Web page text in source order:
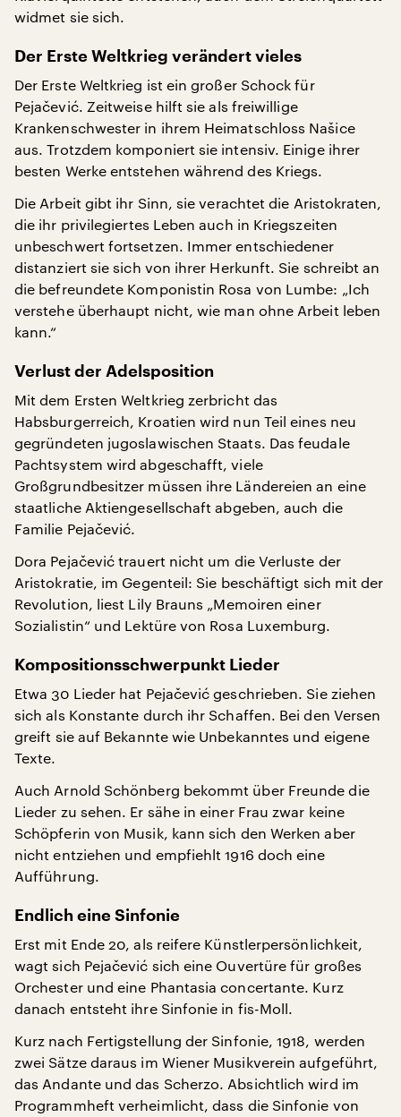
widmet sie sich.
Der Erste Weltkrieg verändert vieles
Der Erste Weltkrieg ist ein großer Schock für
Pejačević. Zeitweise hilft sie als freiwillige
Krankenschwester in ihrem Heimatschloss Našice
aus. Trotzdem komponiert sie intensiv. Einige ihrer
besten Werke entstehen während des Kriegs.
Die Arbeit gibt ihr Sinn, sie verachtet die Aristokraten,
die ihr privilegiertes Leben auch in Kriegszeiten
unbeschwert fortsetzen. Immer entschiedener
distanziert sie sich von ihrer Herkunft. Sie schreibt an
die befreundete Komponistin Rosa von Lumbe: „Ich
verstehe überhaupt nicht, wie man ohne Arbeit leben
kann.“
Verlust der Adelsposition
Mit dem Ersten Weltkrieg zerbricht das
Habsburgerreich, Kroatien wird nun Teil eines neu
gegründeten jugoslawischen Staats. Das feudale
Pachtsystem wird abgeschafft, viele
Großgrundbesitzer müssen ihre Ländereien an eine
staatliche Aktiengesellschaft abgeben, auch die
Familie Pejačević.
Dora Pejačević trauert nicht um die Verluste der
Aristokratie, im Gegenteil: Sie beschäftigt sich mit der
Revolution, liest Lily Brauns „Memoiren einer
Sozialistin“ und Lektüre von Rosa Luxemburg.
Kompositionsschwerpunkt Lieder
Etwa 30 Lieder hat Pejačević geschrieben. Sie ziehen
sich als Konstante durch ihr Schaffen. Bei den Versen
greift sie auf Bekannte wie Unbekanntes und eigene
Texte.
Auch Arnold Schönberg bekommt über Freunde die
Lieder zu sehen. Er sähe in einer Frau zwar keine
Schöpferin von Musik, kann sich den Werken aber
nicht entziehen und empfiehlt 1916 doch eine
Aufführung.
Endlich eine Sinfonie
Erst mit Ende 20, als reifere Künstlerpersönlichkeit,
wagt sich Pejačević sich eine Ouvertüre für großes
Orchester und eine Phantasia concertante. Kurz
danach entsteht ihre Sinfonie in fis-Moll.
Kurz nach Fertigstellung der Sinfonie, 1918, werden
zwei Sätze daraus im Wiener Musikverein aufgeführt,
das Andante und das Scherzo. Absichtlich wird im
Programmheft verheimlicht, dass die Sinfonie von